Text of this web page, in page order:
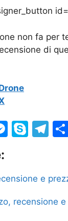
non fa per
di
M
s
e
n
S
p
e
T
gr
a
m
e
recensione